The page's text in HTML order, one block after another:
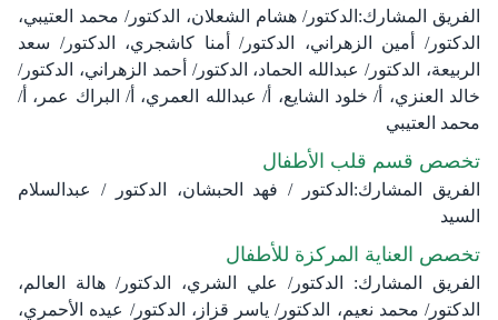
الفريق المشارك:الدكتور/ هشام الشعلان، الدكتور/ محمد العتيبي،
الدكتور/ أمين الزهراني، الدكتور/ أمنا كاشجري، الدكتور/ سعد
الربيعة، الدكتور/ عبدالله الحماد، الدكتور/ أحمد الزهراني، الدكتور/
خالد العنزي، أ/ خلود الشايع، أ/ عبدالله العمري، أ/ البراك عمر، أ/
محمد العتيبي
تخصص قسم قلب الأطفال
الفريق المشارك:الدكتور / فهد الحبشان، الدكتور / عبدالسلام
السيد
تخصص العناية المركزة للأطفال
الفريق المشارك: الدكتور/ علي الشري، الدكتور/ هالة العالم،
الدكتور/ محمد نعيم، الدكتور/ ياسر قزاز، الدكتور/ عيده الأحمري،